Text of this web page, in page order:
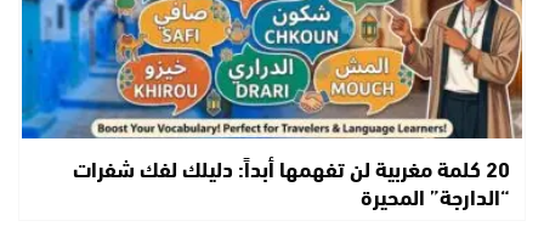
20 كلمة مغربية لن تفهمها أبداً: دليلك لفك شفرات
“الدارجة” المحيرة